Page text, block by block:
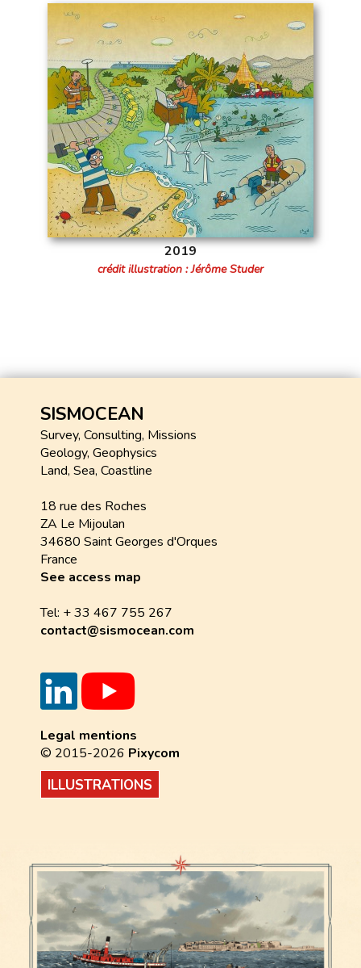
2019
crédit illustration : Jérôme Studer
SISMOCEAN
Survey, Consulting, Missions
Geology, Geophysics
Land, Sea, Coastline
18 rue des Roches
ZA Le Mijoulan
34680 Saint Georges d'Orques
France
See access map
Tel: + 33 467 755 267
contact@sismocean.com
Legal mentions
© 2015-2026 Pixycom
ILLUSTRATIONS